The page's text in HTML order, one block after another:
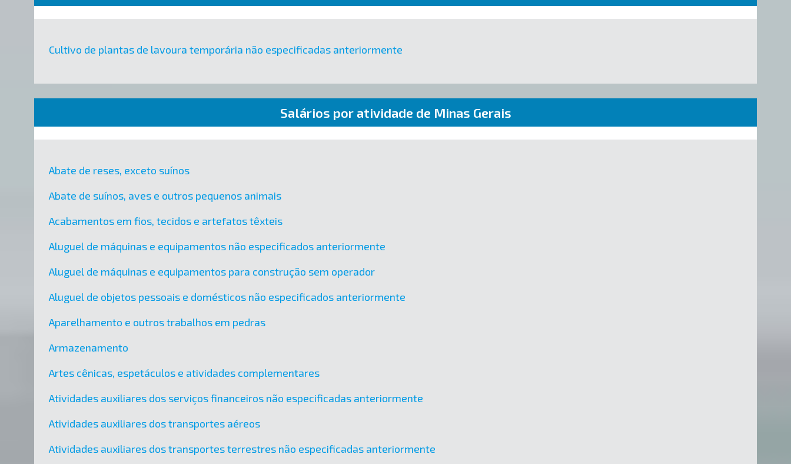
Cultivo de plantas de lavoura temporária não especificadas anteriormente
Salários por atividade de Minas Gerais
Abate de reses, exceto suínos
Abate de suínos, aves e outros pequenos animais
Acabamentos em fios, tecidos e artefatos têxteis
Aluguel de máquinas e equipamentos não especificados anteriormente
Aluguel de máquinas e equipamentos para construção sem operador
Aluguel de objetos pessoais e domésticos não especificados anteriormente
Aparelhamento e outros trabalhos em pedras
Armazenamento
Artes cênicas, espetáculos e atividades complementares
Atividades auxiliares dos serviços financeiros não especificadas anteriormente
Atividades auxiliares dos transportes aéreos
Atividades auxiliares dos transportes terrestres não especificadas anteriormente